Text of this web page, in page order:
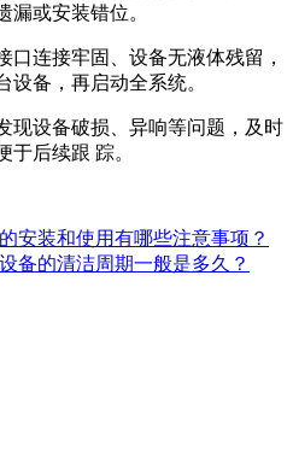
漏或安装错位。
口连接牢固、设备无液体残留，
备，再启动全系统。
现设备破损、异响等问题，及时
于后续跟 踪。
安装和使用有哪些注意事项？
备的清洁周期一般是多久？